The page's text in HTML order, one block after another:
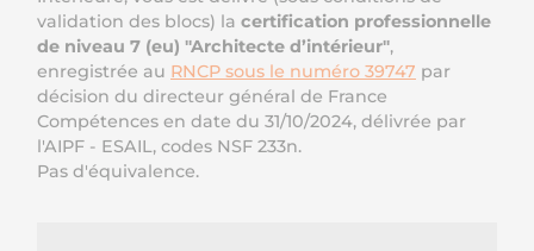
validation des blocs) la certification professionnelle
de niveau 7 (eu) "Architecte d’intérieur",
enregistrée au RNCP sous le numéro 39747 par
décision du directeur général de France
Compétences en date du 31/10/2024, délivrée par
l'AIPF - ESAIL, codes NSF 233n.
Pas d'équivalence.